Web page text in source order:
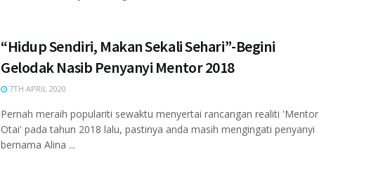
“Hidup Sendiri, Makan Sekali Sehari”-Begini
Gelodak Nasib Penyanyi Mentor 2018
7TH APRIL 2020
Pernah meraih populariti sewaktu menyertai rancangan realiti 'Mentor
Otai' pada tahun 2018 lalu, pastinya anda masih mengingati penyanyi
bernama Alina ...